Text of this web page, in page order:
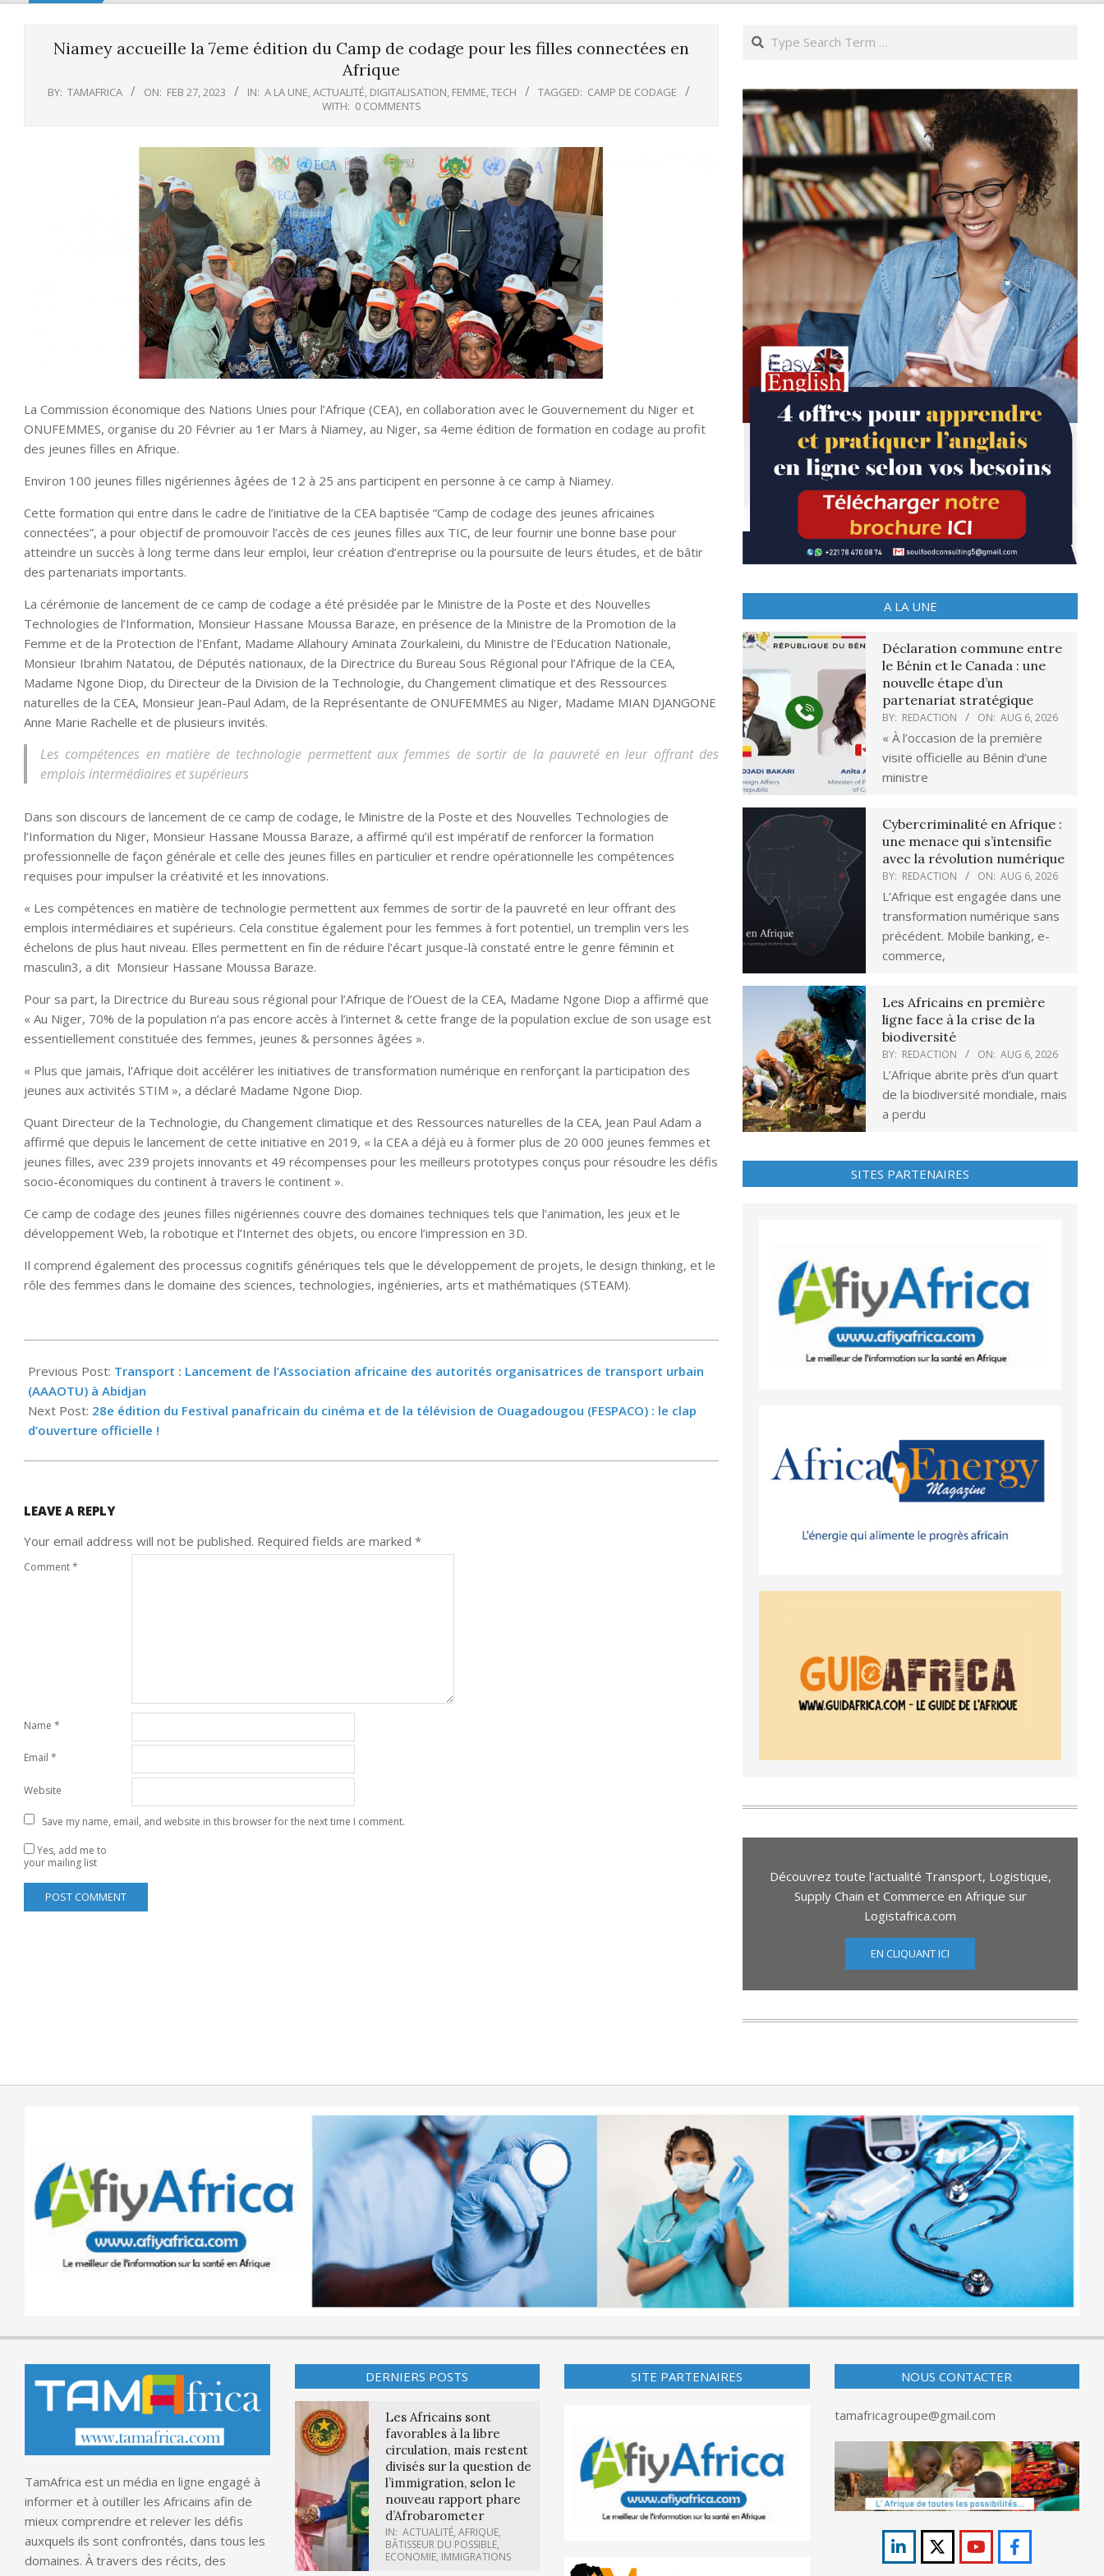
Niamey accueille la 7eme édition du Camp de codage pour les filles connectées en
Afrique
BY: TAMAFRICA ON: FEB 27, 2023 IN: A LA UNE,ACTUALITÉ, DIGITALISATION, FEMME,TECH TAGGED: CAMP DE CODAGE
WITH: 0 COMMENTS
La Commission économique des Nations Unies pour l’Afrique (CEA), en collaboration avec le Gouvernement du Niger et
ONUFEMMES, organise du 20 Février au 1er Mars à Niamey, au Niger, sa 4eme édition de formation en codage au profit
des jeunes filles en Afrique.
Environ 100 jeunes filles nigériennes âgées de 12 à 25 ans participent en personne à ce camp à Niamey.
Cette formation qui entre dans le cadre de l’initiative de la CEA baptisée “Camp de codage des jeunes africaines
connectées”, a pour objectif de promouvoir l’accès de ces jeunes filles aux TIC, de leur fournir une bonne base pour
atteindre un succès à long terme dans leur emploi, leur création d’entreprise ou la poursuite de leurs études, et de bâtir
des partenariats importants.
La cérémonie de lancement de ce camp de codage a été présidée par le Ministre de la Poste et des Nouvelles
Technologies de l’Information, Monsieur Hassane Moussa Baraze, en présence de la Ministre de la Promotion de la
Femme et de la Protection de l’Enfant, Madame Allahoury Aminata Zourkaleini, du Ministre de l’Education Nationale,
Monsieur Ibrahim Natatou, de Députés nationaux, de la Directrice du Bureau Sous Régional pour l’Afrique de la CEA,
Madame Ngone Diop, du Directeur de la Division de la Technologie, du Changement climatique et des Ressources
naturelles de la CEA, Monsieur Jean-Paul Adam, de la Représentante de ONUFEMMES au Niger, Madame MIAN DJANGONE
Anne Marie Rachelle et de plusieurs invités.
Les compétences en matière de technologie permettent aux femmes de sortir de la pauvreté en leur offrant des
emplois intermédiaires et supérieurs
Dans son discours de lancement de ce camp de codage, le Ministre de la Poste et des Nouvelles Technologies de
l’Information du Niger, Monsieur Hassane Moussa Baraze, a affirmé qu’il est impératif de renforcer la formation
professionnelle de façon générale et celle des jeunes filles en particulier et rendre opérationnelle les compétences
requises pour impulser la créativité et les innovations.
« Les compétences en matière de technologie permettent aux femmes de sortir de la pauvreté en leur offrant des
emplois intermédiaires et supérieurs. Cela constitue également pour les femmes à fort potentiel, un tremplin vers les
échelons de plus haut niveau. Elles permettent en fin de réduire l’écart jusque-là constaté entre le genre féminin et
masculin3, a dit Monsieur Hassane Moussa Baraze.
Pour sa part, la Directrice du Bureau sous régional pour l’Afrique de l’Ouest de la CEA, Madame Ngone Diop a affirmé que
« Au Niger, 70% de la population n’a pas encore accès à l’internet & cette frange de la population exclue de son usage est
essentiellement constituée des femmes, jeunes & personnes âgées ».
« Plus que jamais, l’Afrique doit accélérer les initiatives de transformation numérique en renforçant la participation des
jeunes aux activités STIM », a déclaré Madame Ngone Diop.
Quant Directeur de la Technologie, du Changement climatique et des Ressources naturelles de la CEA, Jean Paul Adam a
affirmé que depuis le lancement de cette initiative en 2019, « la CEA a déjà eu à former plus de 20 000 jeunes femmes et
jeunes filles, avec 239 projets innovants et 49 récompenses pour les meilleurs prototypes conçus pour résoudre les défis
socio-économiques du continent à travers le continent ».
Ce camp de codage des jeunes filles nigériennes couvre des domaines techniques tels que l’animation, les jeux et le
développement Web, la robotique et l’Internet des objets, ou encore l’impression en 3D.
Il comprend également des processus cognitifs génériques tels que le développement de projets, le design thinking, et le
rôle des femmes dans le domaine des sciences, technologies, ingénieries, arts et mathématiques (STEAM).
02-
27
Previous Post: Transport : Lancement de l’Association africaine des autorités organisatrices de transport urbain
(AAAOTU) à Abidjan
Next Post: 28e édition du Festival panafricain du cinéma et de la télévision de Ouagadougou (FESPACO) : le clap
d’ouverture officielle !
LEAVE A REPLY
Your email address will not be published. Required fields are marked *
Comment*
Name *
Email *
Website
Save my name, email, and website in this browser for the next time I comment.
Yes, add me to
your mailing list
Search
A LA UNE
Déclaration commune entre
le Bénin et le Canada : une
nouvelle étape d’un
partenariat stratégique
BY: REDACTION ON: AUG 6, 2026
« À l’occasion de la première
visite officielle au Bénin d’une
ministre
Cybercriminalité en Afrique :
une menace qui s’intensifie
avec la révolution numérique
BY: REDACTION ON: AUG 6, 2026
L’Afrique est engagée dans une
transformation numérique sans
précédent. Mobile banking, e-
commerce,
Les Africains en première
ligne face à la crise de la
biodiversité
BY: REDACTION ON: AUG 6, 2026
L’Afrique abrite près d’un quart
de la biodiversité mondiale, mais
a perdu
SITES PARTENAIRES
Découvrez toute l'actualité Transport, Logistique,
Supply Chain et Commerce en Afrique sur
Logistafrica.com
EN CLIQUANT ICI
TamAfrica est un média en ligne engagé à
informer et à outiller les Africains afin de
mieux comprendre et relever les défis
auxquels ils sont confrontés, dans tous les
domaines. À travers des récits, des
DERNIERS POSTS
Les Africains sont
favorables à la libre
circulation, mais restent
divisés sur la question de
l’immigration, selon le
nouveau rapport phare
d’Afrobarometer
IN: ACTUALITÉ, AFRIQUE,
BÂTISSEUR DU POSSIBLE,
ECONOMIE, IMMIGRATIONS
SITE PARTENAIRES NOUS CONTACTER
tamafricagroupe@gmail.com